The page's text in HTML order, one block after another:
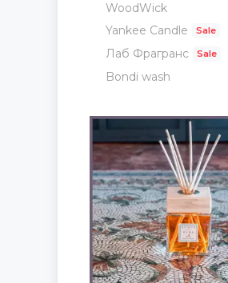
WoodWick
Yankee Candle
Лаб Фрагранс
Bondi wash